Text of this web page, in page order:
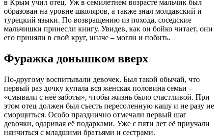
в Крым учил отец. Уж в семилетнем возрасте мальчик был
образован на уровне школяров, а также знал молдавский и
турецкий языки. По возвращению из похода, соседские
мальчишки принесли книгу. Увидев, как он бойко читает, они
его приняли в свой круг, иначе – могли и побить.
Фуражка донышком вверх
По-другому воспитывали девочек. Был такой обычай, что
первый раз дочку купала вся женская половина семьи –
«смывали с неё заботы», чтобы жизнь было счастливой. При
этом отец должен был съесть пересоленную кашу и не разу не
сморщиться. Особо празднично отмечали первый шаг
девочки, одаривая её подарками. Уже с пяти лет её приучали
нянчиться с младшими братьями и сестрами.